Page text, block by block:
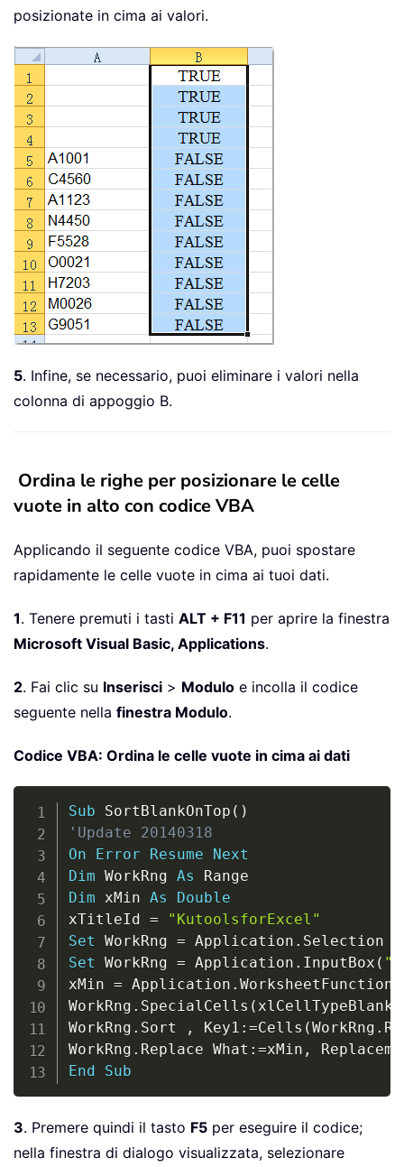
posizionate in cima ai valori.
5. Infine, se necessario, puoi eliminare i valori nella
colonna di appoggio B.
Ordina le righe per posizionare le celle
vuote in alto con codice VBA
Applicando il seguente codice VBA, puoi spostare
rapidamente le celle vuote in cima ai tuoi dati.
1. Tenere premuti i tasti ALT + F11 per aprire la finestra
Microsoft Visual Basic, Applications.
2. Fai clic su Inserisci > Modulo e incolla il codice
seguente nella finestra Modulo.
Codice VBA: Ordina le celle vuote in cima ai dati
Sub SortBlankOnTop ( )
'Update 20140318
On
Error Resume
Next
Dim WorkRng As
Dim xMin As
Double
xTitleId =
"KutoolsforExcel"
Set WorkRng = Application .
Set WorkRng = Application . InputBox (
xMin = Application . WorksheetFunction
WorkRng . SpecialCells ( xlCellTypeBlanks
WorkRng . Sort , Key1 : =Cells (WorkRng .
WorkRng . Replace What : =xMin ,
End
Sub
3. Premere quindi il tasto F5 per eseguire il codice;
nella finestra di dialogo visualizzata, selezionare